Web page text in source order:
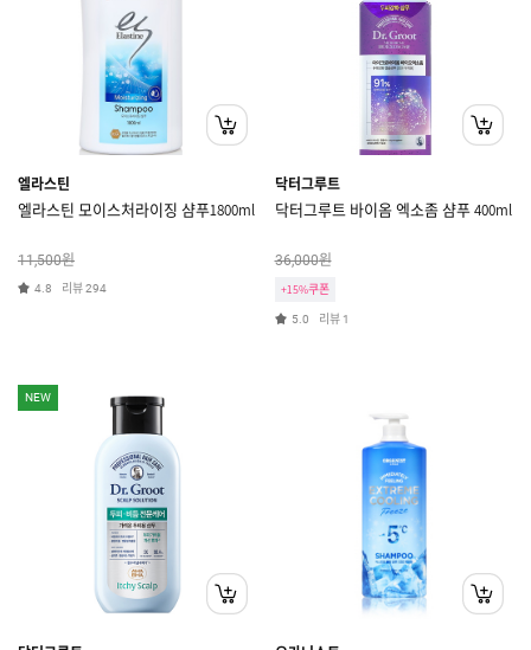
엘라스틴
엘라스틴 모이스처라이징 샴푸1800ml
11,500원
4.8 리뷰294
닥터그루트
닥터그루트 바이옴 엑소좀 샴푸 400ml
36,000원
+15%쿠폰
5.0 리뷰 1
NEW